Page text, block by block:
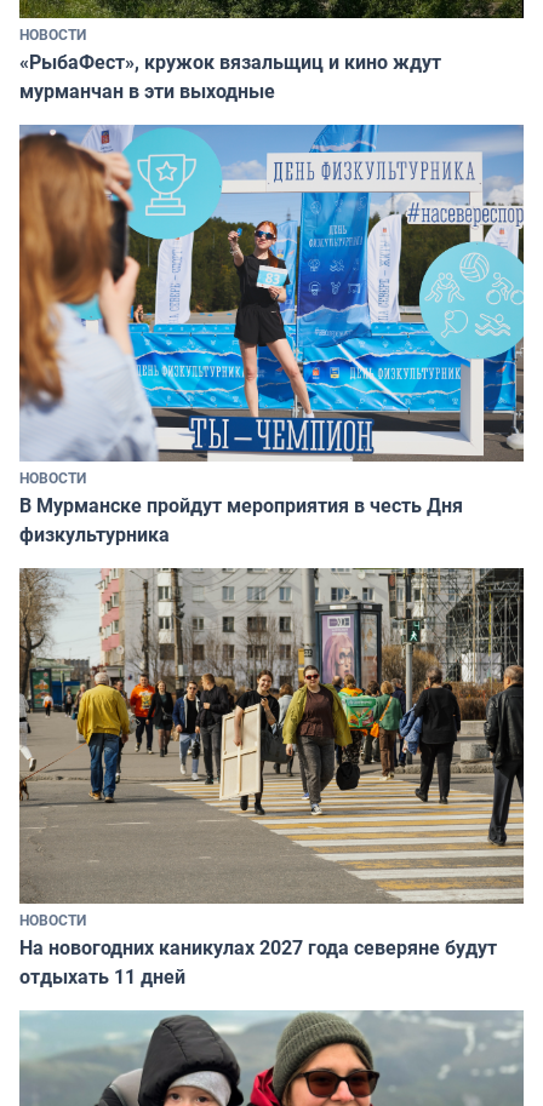
НОВОСТИ
«РыбаФест», кружок вязальщиц и кино ждут
мурманчан в эти выходные
НОВОСТИ
В Мурманске пройдут мероприятия в честь Дня
физкультурника
НОВОСТИ
На новогодних каникулах 2027 года северяне будут
отдыхать 11 дней